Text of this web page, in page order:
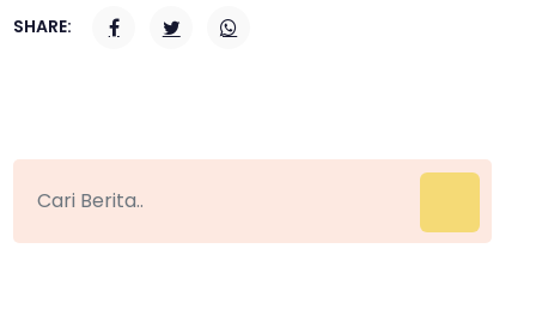
SHARE: